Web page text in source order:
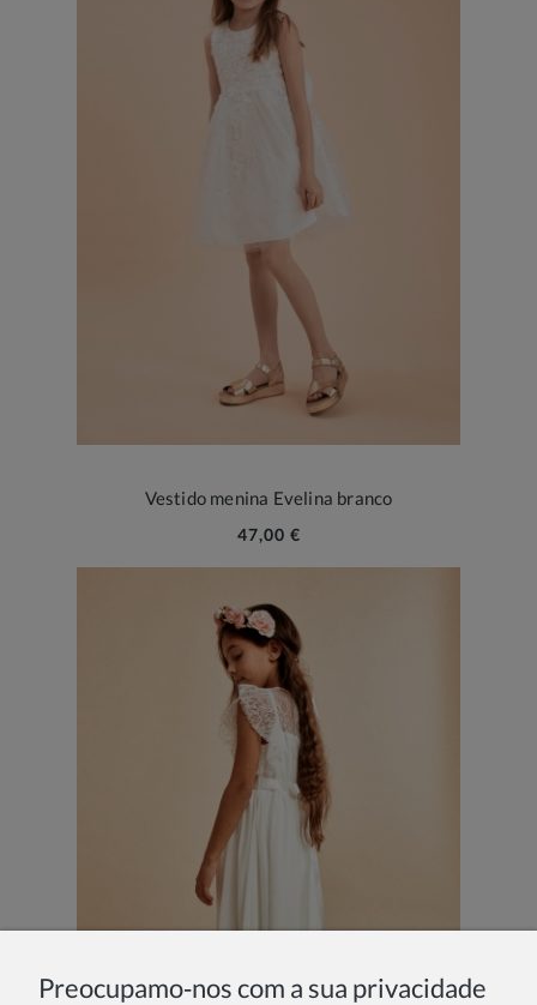
Vestido menina Evelina branco
47,00 €
Preocupamo‑nos com a sua privacidade